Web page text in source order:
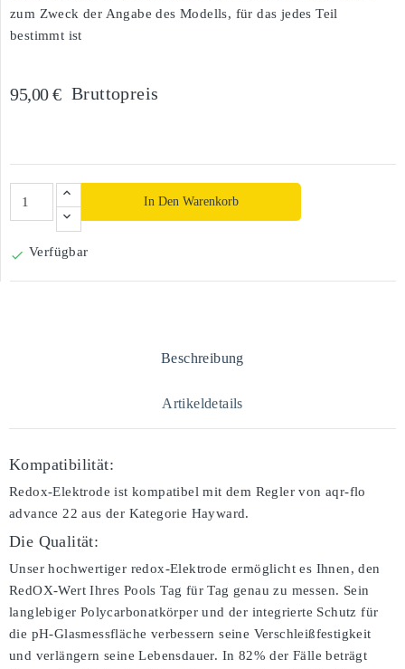
zum Zweck der Angabe des Modells, für das jedes Teil
bestimmt ist
95,00 € Bruttopreis
In Den Warenkorb
 Verfügbar
Beschreibung
Artikeldetails
Kompatibilität:
Redox-Elektrode ist kompatibel mit dem Regler von aqr-flo
advance 22 aus der Kategorie Hayward.
Die Qualität:
Unser hochwertiger redox-Elektrode ermöglicht es Ihnen, den
RedOX-Wert Ihres Pools Tag für Tag genau zu messen. Sein
langlebiger Polycarbonatkörper und der integrierte Schutz für
die pH-Glasmessfläche verbessern seine Verschleißfestigkeit
und verlängern seine Lebensdauer. In 82% der Fälle beträgt